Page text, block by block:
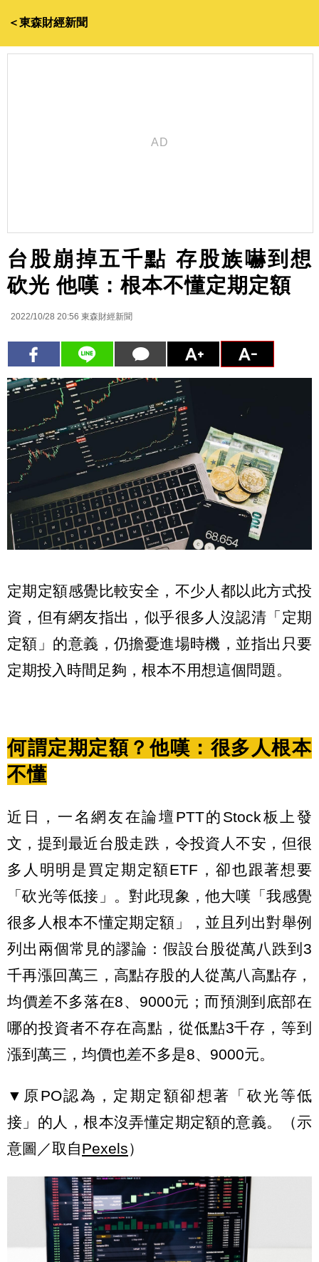
＜東森財經新聞
台股崩掉五千點 存股族嚇到想
砍光 他嘆：根本不懂定期定額
2022/10/28 20:56 東森財經新聞
定期定額感覺比較安全，不少人都以此方式投
資，但有網友指出，似乎很多人沒認清「定期
定額」的意義，仍擔憂進場時機，並指出只要
定期投入時間足夠，根本不用想這個問題。
何謂定期定額？他嘆：很多人根本
不懂
近日，一名網友在論壇PTT的Stock板上發
文，提到最近台股走跌，令投資人不安，但很
多人明明是買定期定額ETF，卻也跟著想要
「砍光等低接」。對此現象，他大嘆「我感覺
很多人根本不懂定期定額」，並且列出對舉例
列出兩個常見的謬論：假設台股從萬八跌到3
千再漲回萬三，高點存股的人從萬八高點存，
均價差不多落在8、9000元；而預測到底部在
哪的投資者不存在高點，從低點3千存，等到
漲到萬三，均價也差不多是8、9000元。
▼原PO認為，定期定額卻想著「砍光等低
接」的人，根本沒弄懂定期定額的意義。（示
意圖／取自Pexels）